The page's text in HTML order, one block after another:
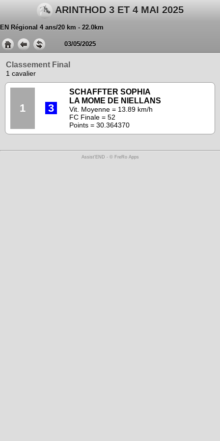
ARINTHOD 3 ET 4 MAI 2025
EN Régional 4 ans/20 km - 22.0km
03/05/2025
Classement Final
1 cavalier
1 3
SCHAFFTER SOPHIA
LA MOME DE NIELLANS
Vit. Moyenne = 13.89 km/h
FC Finale = 52
Points = 30.364370
Assist'END - © FreRo Apps